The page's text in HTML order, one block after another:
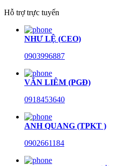
Hỗ trợ trực tuyến
NHƯ LỆ (CEO)
0903996887
VĂN LIÊM (PGĐ)
0918453640
ANH QUANG (TPKT )
0902661184